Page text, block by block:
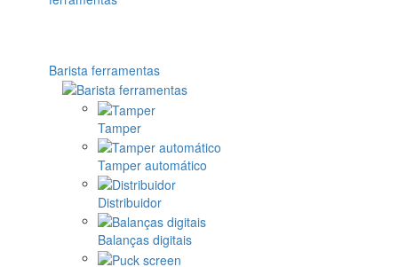
Barista ferramentas
Tamper
Tamper automático
Distribuidor
Balanças digitais